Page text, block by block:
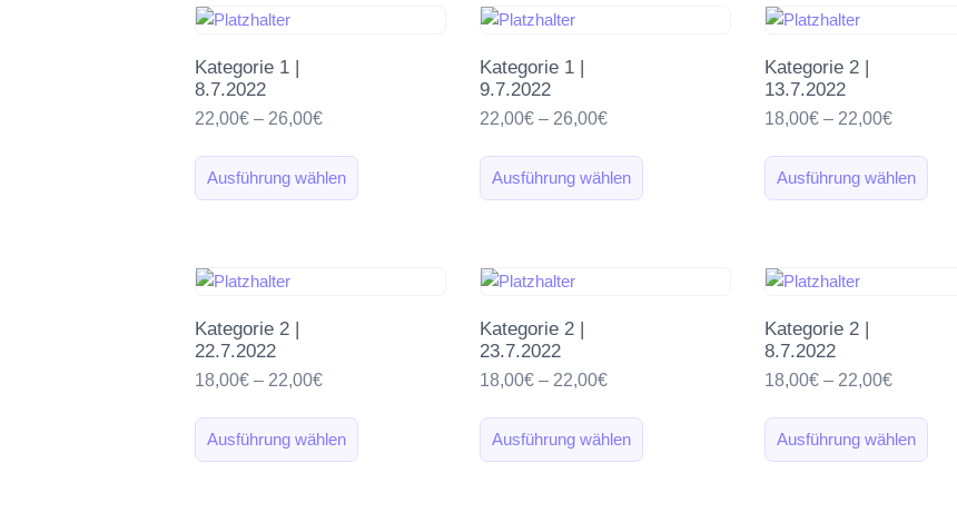
Kategorie 1 |
8.7.2022
22,00€ – 26,00€
Ausführung wählen
Kategorie 1 |
9.7.2022
22,00€ – 26,00€
Ausführung wählen
Kategorie 2 |
13.7.2022
18,00€ – 22,00€
Ausführung wählen
Kategorie 2 |
22.7.2022
18,00€ – 22,00€
Ausführung wählen
Kategorie 2 |
23.7.2022
18,00€ – 22,00€
Ausführung wählen
Kategorie 2 |
8.7.2022
18,00€ – 22,00€
Ausführung wählen